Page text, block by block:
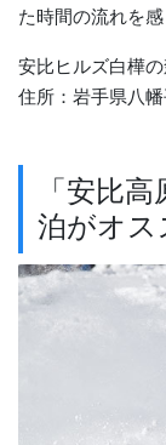
た時間の流れを
安比ヒルズ白樺
住所：岩手県八
「安比
泊がオス